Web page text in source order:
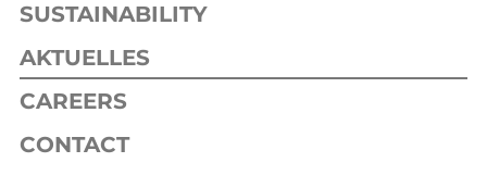
SUSTAINABILITY
AKTUELLES
CAREERS
CONTACT